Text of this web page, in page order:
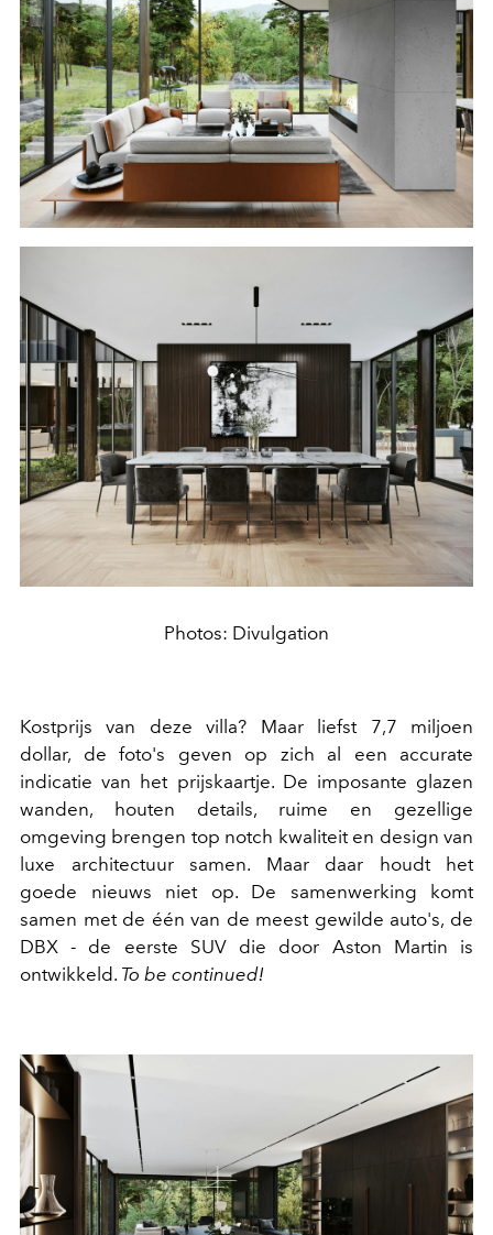
Photos: Divulgation
Kostprijs van deze villa? Maar liefst 7,7 miljoen
dollar, de foto's geven op zich al een accurate
indicatie van het prijskaartje. De imposante glazen
wanden, houten details, ruime en gezellige
omgeving brengen top notch kwaliteit en design van
luxe architectuur samen. Maar daar houdt het
goede nieuws niet op. De samenwerking komt
samen met de één van de meest gewilde auto's, de
DBX - de eerste SUV die door Aston Martin is
ontwikkeld. To be continued!